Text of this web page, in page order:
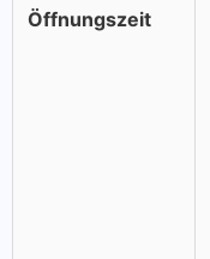
Öffnungszeit